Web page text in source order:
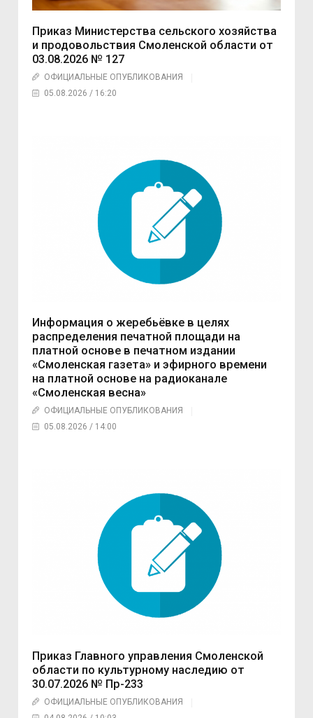
Приказ Министерства сельского хозяйства
и продовольствия Смоленской области от
03.08.2026 № 127
ОФИЦИАЛЬНЫЕ ОПУБЛИКОВАНИЯ
05.08.2026 / 16:20
Информация о жеребьёвке в целях
распределения печатной площади на
платной основе в печатном издании
«Смоленская газета» и эфирного времени
на платной основе на радиоканале
«Смоленская весна»
ОФИЦИАЛЬНЫЕ ОПУБЛИКОВАНИЯ
05.08.2026 / 14:00
Приказ Главного управления Смоленской
области по культурному наследию от
30.07.2026 № Пр-233
ОФИЦИАЛЬНЫЕ ОПУБЛИКОВАНИЯ